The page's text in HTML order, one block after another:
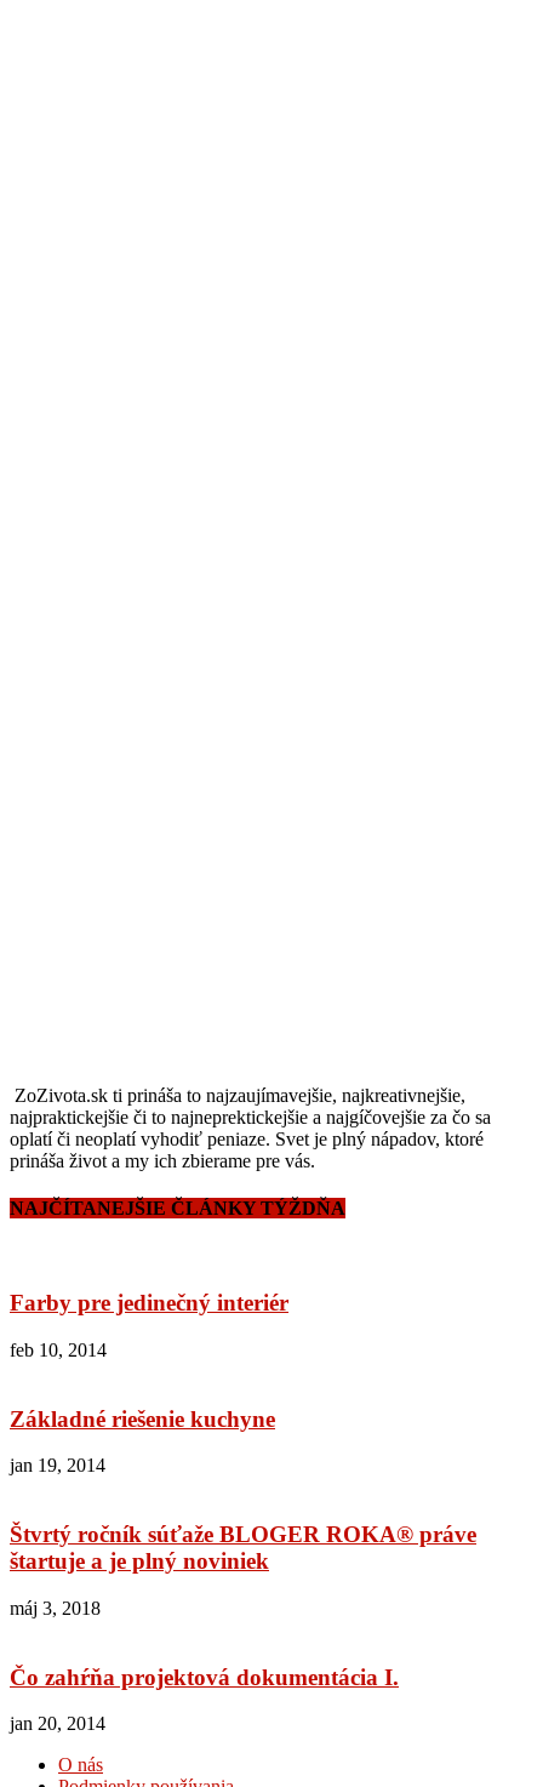
ZoZivota.sk ti prináša to najzaujímavejšie, najkreativnejšie,
najpraktickejšie či to najneprektickejšie a najgíčovejšie za čo sa
oplatí či neoplatí vyhodiť peniaze. Svet je plný nápadov, ktoré
prináša život a my ich zbierame pre vás.
NAJČÍTANEJŠIE ČLÁNKY TÝŽDŇA
Farby pre jedinečný interiér
feb 10, 2014
Základné riešenie kuchyne
jan 19, 2014
Štvrtý ročník súťaže BLOGER ROKA® práve
štartuje a je plný noviniek
máj 3, 2018
Čo zahŕňa projektová dokumentácia I.
jan 20, 2014
O nás